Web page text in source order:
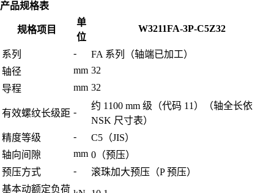
产品规格表
规格项目
单
位
W3211FA-3P-C5Z32
系列 -
FA 系列（轴端已加工）
轴径
mm 32
导程
mm 32
有效螺纹长级距 -
约 1100 mm 级（代码 11）（轴全长依
NSK 尺寸表）
精度等级
-
C5（JIS）
轴向间隙
mm 0（预压）
预压方式
-
滚珠加大预压（P 预压）
基本动额定负荷